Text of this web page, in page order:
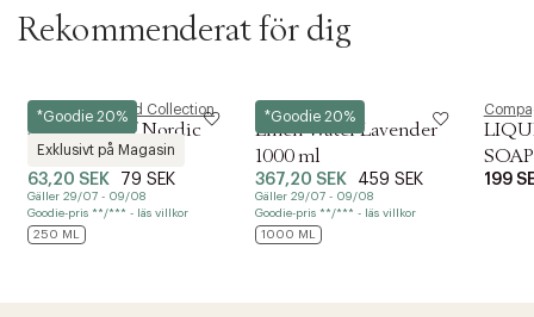
Rekommenderat för dig
*Goodie 20%
Exklusivt på Magasin
Magasin du Nord Collection
Soft Touch of Nordic
Cotton 250 ml.
63,20 SEK 79 SEK
Gäller 29/07 - 09/08
Goodie-pris **/*** - läs villkor
250 ML
*Goodie 20%
L:a Bruket
Linen Water Lavender
1000 ml
367,20 SEK 459 SEK
Gäller 29/07 - 09/08
Goodie-pris **/*** - läs villkor
1000 ML
199